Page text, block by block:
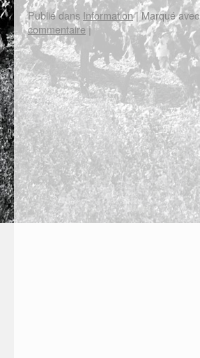
Publié dans Information| Marqué avec
commentaire|